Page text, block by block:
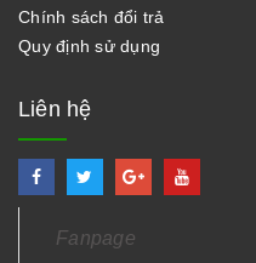
Chính sách đổi trả
Quy định sử dụng
Liên hệ
Fanpage